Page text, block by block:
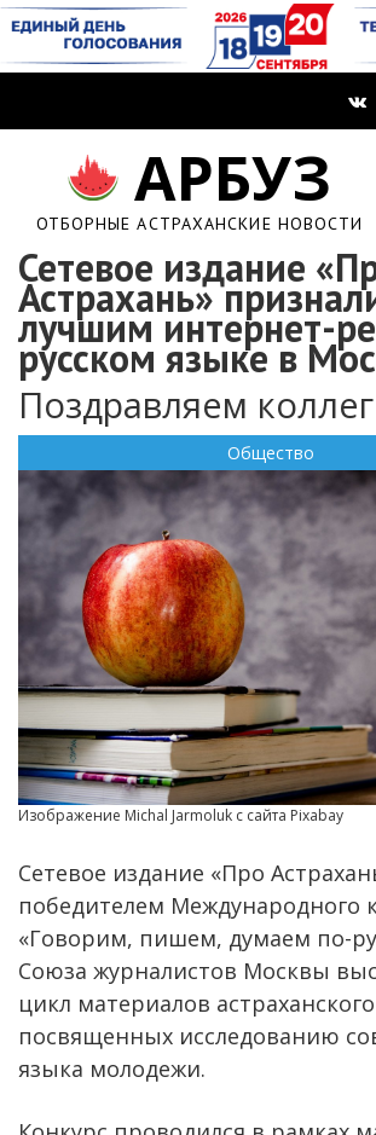
АРБУЗ
ОТБОРНЫЕ АСТРАХАНСКИЕ НОВОСТИ
Сетевое издание
Астрахань»
лучшим интернет-
русском языке в
Поздравляем коллег
Общество
Изображение Michal Jarmoluk с сайта Pixabay
Сетевое издание «Про
победителем Международного
«Говорим, пишем, думаем по-
Союза журналистов Москвы
цикл материалов
посвященных исследованию
языка молодежи.